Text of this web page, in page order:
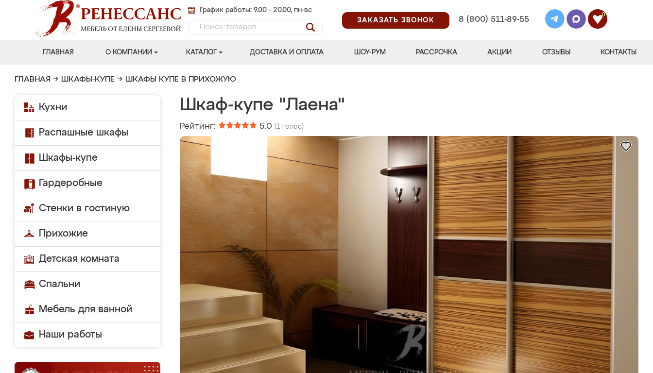
График работы: 9.00 - 20.00, пн-вс
ЗАКАЗАТЬ ЗВОНОК
8 (800) 511-89-55
0
ГЛАВНАЯ О КОМПАНИИ КАТАЛОГ ДОСТАВКА И ОПЛАТА ШОУ-РУМ РАССРОЧКА АКЦИИ ОТЗЫВЫ КОНТАКТЫ
ГЛАВНАЯ → ШКАФЫ-КУПЕ → ШКАФЫ КУПЕ В ПРИХОЖУЮ
Кухни
Распашные шкафы
Шкафы-купе
Гардеробные
Стенки в гостиную
Прихожие
Детская комната
Спальни
Мебель для ванной
Наши работы
Шкаф-купе "Лаена"
Рейтинг: 5.0 (1 голос)